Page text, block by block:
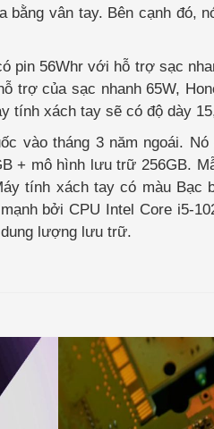
vân tay. Bên cạnh đó,
pin 56Whr với hỗ trợ sạc
trợ của sạc nhanh 65W,
tính xách tay sẽ có độ dày
vào tháng 3 năm ngoái.
+ mô hình lưu trữ 256GB.
tính xách tay có màu Bạc
bởi CPU Intel Core i5-
lượng lưu trữ.
Intel
GPU